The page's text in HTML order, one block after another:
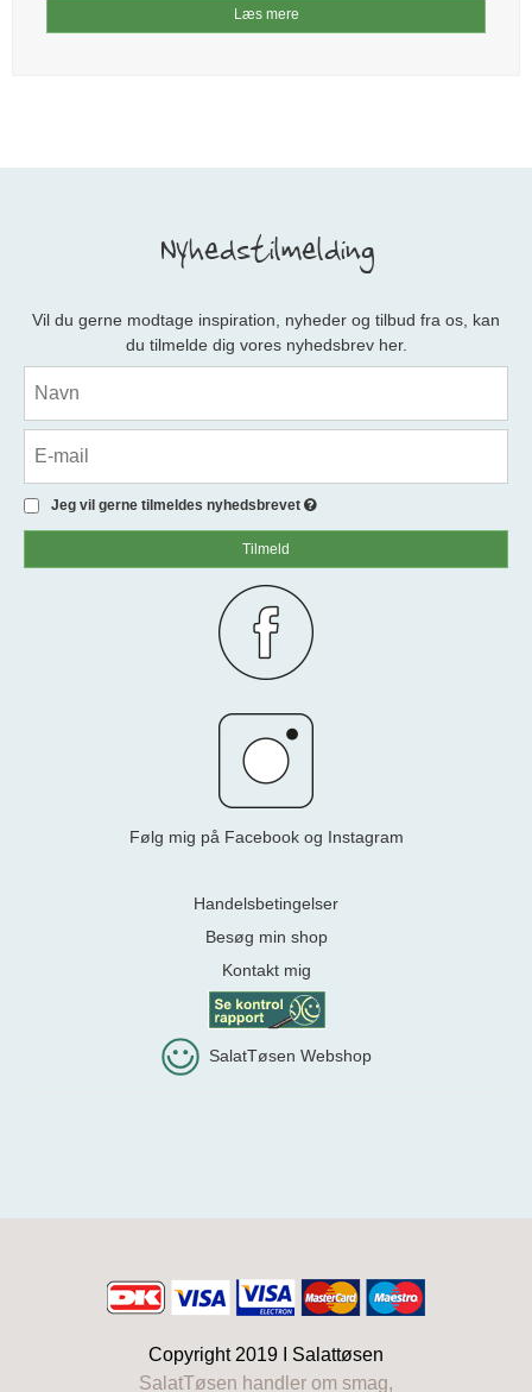
Læs mere
Nyhedstilmelding
Vil du gerne modtage inspiration, nyheder og tilbud fra os, kan
du tilmelde dig vores nyhedsbrev her.
Jeg vil gerne tilmeldes nyhedsbrevet
Tilmeld
Følg mig på Facebook og Instagram
Handelsbetingelser
Besøg min shop
Kontakt mig
SalatTøsen Webshop
Copyright 2019 I Salattøsen
SalatTøsen handler om smag,